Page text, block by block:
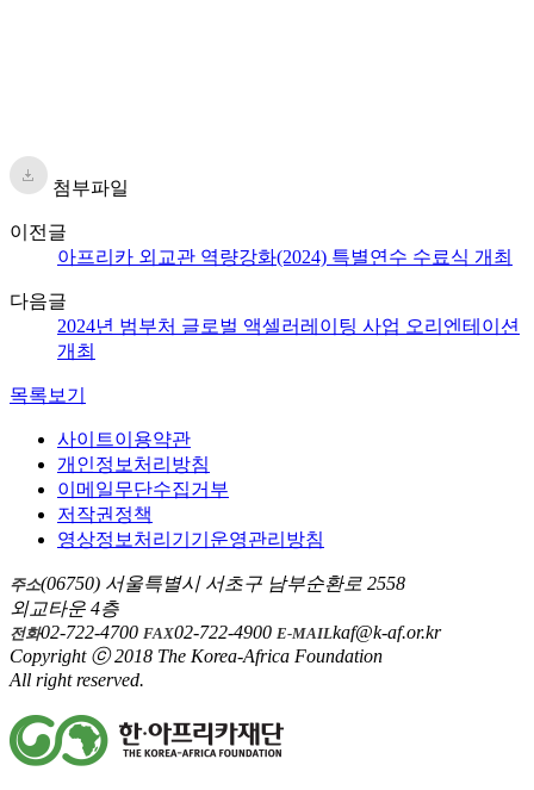
첨부파일
이전글
아프리카 외교관 역량강화(2024) 특별연수 수료식 개최
다음글
2024년 범부처 글로벌 액셀러레이팅 사업 오리엔테이션
개최
목록보기
사이트이용약관
개인정보처리방침
이메일무단수집거부
저작권정책
영상정보처리기기운영관리방침
주소(06750) 서울특별시 서초구 남부순환로 2558
외교타운 4층
전화02-722-4700 FAX02-722-4900 E-MAILkaf@k-af.or.kr
Copyright ⓒ 2018 The Korea-Africa Foundation
All right reserved.